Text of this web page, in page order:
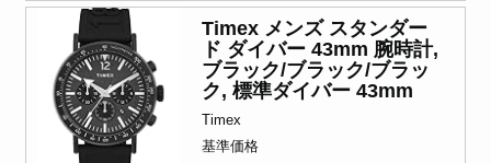
Timex メンズ スタンダー
ド ダイバー 43mm 腕時計,
ブラック/ブラック/ブラッ
ク, 標準ダイバー 43mm
Timex
基準価格